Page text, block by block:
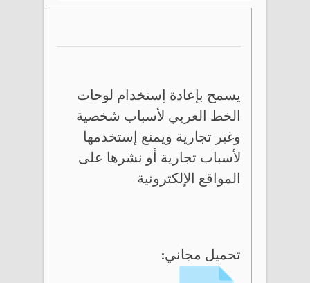
يسمح بإعادة إستخدام لوحات
الخط العربي لأسباب شخصية
وغير تجارية ويمنع إستخدمها
لأسباب تجارية أو نشرها على
المواقع الإلكترونية
تحميل مجاني: